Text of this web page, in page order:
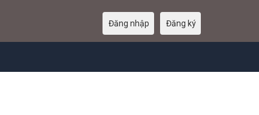
Đăng nhập Đăng ký